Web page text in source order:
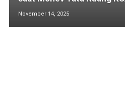
November 14, 2025